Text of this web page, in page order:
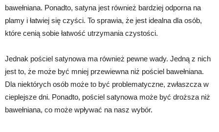
bawełniana. Ponadto, satyna jest również bardziej odporna na
plamy i łatwiej się czyści. To sprawia, że jest idealna dla osób,
które cenią sobie łatwość utrzymania czystości.
Jednak pościel satynowa ma również pewne wady. Jedną z nich
jest to, że może być mniej przewiewna niż pościel bawełniana.
Dla niektórych osób może to być problematyczne, zwłaszcza w
cieplejsze dni. Ponadto, pościel satynowa może być droższa niż
bawełniana, co może wpływać na nasz wybór.